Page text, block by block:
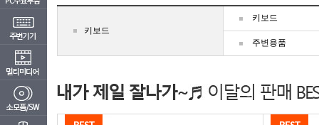
키보드
키보드
주변용품